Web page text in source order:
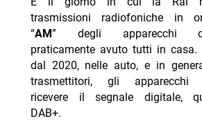
trasmissioni radiofoniche in
“AM” degli apparecchi
praticamente avuto tutti in casa.
dal 2020, nelle auto, e in
trasmettitori, gli apparecchi
ricevere il segnale digitale,
DAB+.